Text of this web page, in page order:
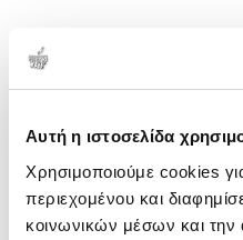
Αυτή η ιστοσελίδα
Χρησιμοποιούμε cookies
περιεχομένου και
κοινωνικών μέσων και την